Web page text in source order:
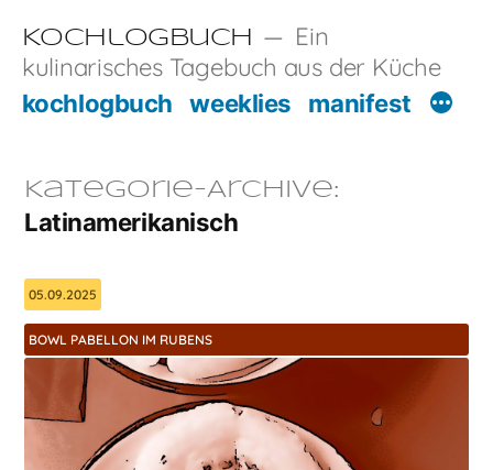
Inhalt
springen
Kochlogbuch
Ein
kulinarisches Tagebuch aus der Küche
kochlogbuch weeklies manifest
Kategorie-Archive:
Latinamerikanisch
05.09.2025
BOWL PABELLON IM RUBENS